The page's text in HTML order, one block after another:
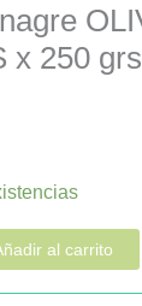
x 250 grs
al carrito